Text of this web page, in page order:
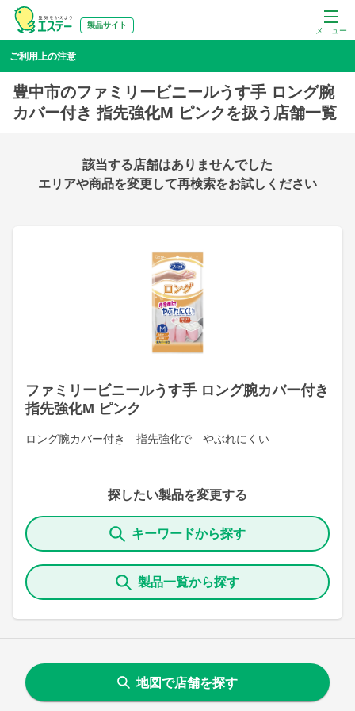
メニュー
製品サイト
ご利用上の注意
豊中市のファミリービニールうす手 ロング腕
カバー付き 指先強化M ピンクを扱う店舗一覧
ファミリービニールうす手 ロング腕カバー付き
指先強化M ピンク
ロング腕カバー付き 指先強化で やぶれにくい
探したい製品を変更する
キーワードから探す
製品一覧から探す
該当する店舗はありませんでした
エリアや商品を変更して再検索をお試しください
地図で店舗を探す